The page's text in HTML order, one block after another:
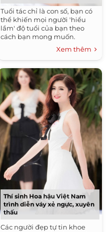
Tuổi tác chỉ là con số, bạn có
thể khiến mọi người 'hiểu
lầm' độ tuổi của bạn theo
cách bạn mong muốn.
Xem thêm
Thí sinh Hoa hậu Việt Nam
trình diễn váy xẻ ngực, xuyên
thấu
Các người đẹp tự tin khoe